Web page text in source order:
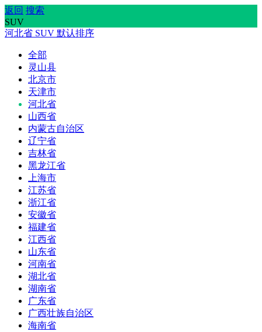
返回 搜索
SUV
河北省 SUV 默认排序
全部
灵山县
北京市
天津市
河北省
山西省
内蒙古自治区
辽宁省
吉林省
黑龙江省
上海市
江苏省
浙江省
安徽省
福建省
江西省
山东省
河南省
湖北省
湖南省
广东省
广西壮族自治区
海南省